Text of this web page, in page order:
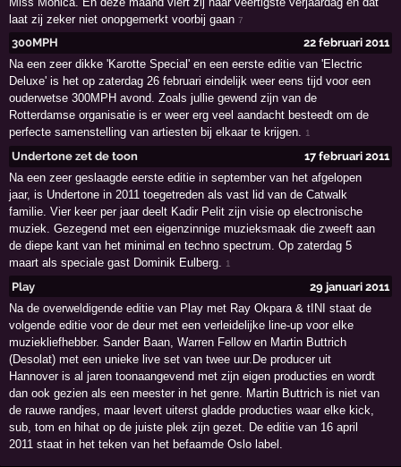
laat zij zeker niet onopgemerkt voorbij gaan7
300MPH
22 februari 2011
Na een zeer dikke 'Karotte Special' en een eerste editie van 'Electric
Deluxe' is het op zaterdag 26 februari eindelijk weer eens tijd voor een
ouderwetse 300MPH avond. Zoals jullie gewend zijn van de
Rotterdamse organisatie is er weer erg veel aandacht besteedt om de
perfecte samenstelling van artiesten bij elkaar te krijgen. 1
Undertone zet de toon
17 februari 2011
Na een zeer geslaagde eerste editie in september van het afgelopen
jaar, is Undertone in 2011 toegetreden als vast lid van de Catwalk
familie. Vier keer per jaar deelt Kadir Pelit zijn visie op electronische
muziek. Gezegend met een eigenzinnige muzieksmaak die zweeft aan
de diepe kant van het minimal en techno spectrum. Op zaterdag 5
maart als speciale gast Dominik Eulberg. 1
Play
29 januari 2011
Na de overweldigende editie van Play met Ray Okpara & tINI staat de
volgende editie voor de deur met een verleidelijke line-up voor elke
muziekliefhebber. Sander Baan, Warren Fellow en Martin Buttrich
(Desolat) met een unieke live set van twee uur.De producer uit
Hannover is al jaren toonaangevend met zijn eigen producties en wordt
dan ook gezien als een meester in het genre. Martin Buttrich is niet van
de rauwe randjes, maar levert uiterst gladde producties waar elke kick,
sub, tom en hihat op de juiste plek zijn gezet. De editie van 16 april
2011 staat in het teken van het befaamde Oslo label.